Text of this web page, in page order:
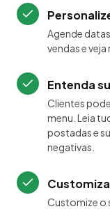
Agende
vendas e
Entenda
Clientes
menu. Leia
postadas e
negativas.
Customize o